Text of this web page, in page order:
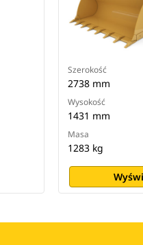
Szerokość
2738 mm
Wysokość
1431 mm
Masa
1283 kg